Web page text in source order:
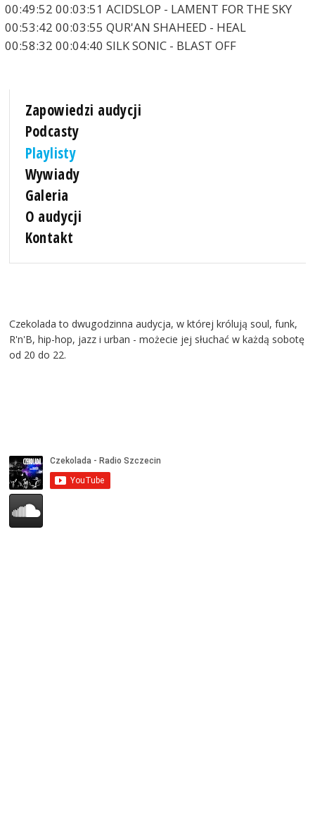
00:49:52 00:03:51 ACIDSLOP - LAMENT FOR THE SKY
00:53:42 00:03:55 QUR'AN SHAHEED - HEAL
00:58:32 00:04:40 SILK SONIC - BLAST OFF
Zapowiedzi audycji
Podcasty
Playlisty
Wywiady
Galeria
O audycji
Kontakt
Czekolada to dwugodzinna audycja, w której królują soul, funk,
R'n'B, hip-hop, jazz i urban - możecie jej słuchać w każdą sobotę
od 20 do 22.